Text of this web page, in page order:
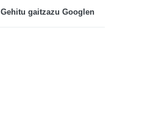
Gehitu gaitzazu Googlen